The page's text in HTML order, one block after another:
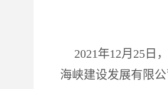
2021年12月25日
海峡建设发展有限